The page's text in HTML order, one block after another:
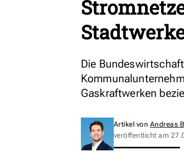
Die
Gaskraftwerken
Artikel von Andreas
veröffentlicht am